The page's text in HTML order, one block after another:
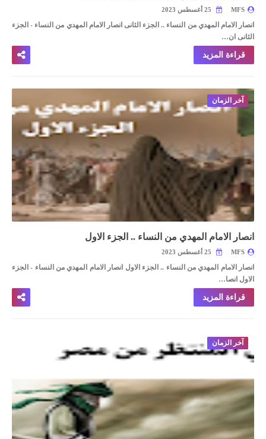
MFS
انصار الامام المهدي من النساء .. الجزء الثانى انصار الامام المهدي من النساء - الجزء
الثانى ان…
قراءة المزيد
آخر الزمان
انصار الامام المهدي من النساء .. الجزء الاول
MFS
انصار الامام المهدي من النساء .. الجزء الاول انصار الامام المهدي من النساء - الجزء
الاول انصا…
قراءة المزيد
آخر الزمان